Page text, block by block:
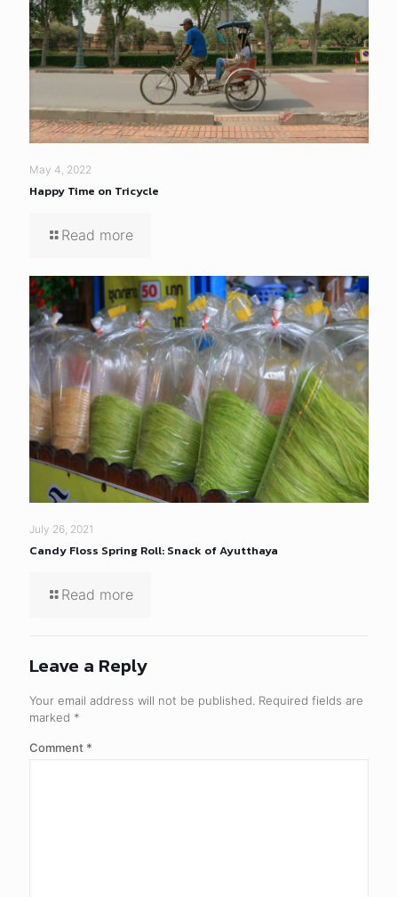
May 4, 2022
Happy Time on Tricycle
Read more
July 26, 2021
Candy Floss Spring Roll: Snack of Ayutthaya
Read more
Leave a Reply
Your email address will not be published. Required fields are
marked *
Comment *